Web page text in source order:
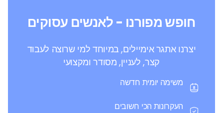
חופש מפורנו - לאנשים עסוקים
יצרנו אתגר אימיילים, במיוחד למי שרוצה לעבוד
קצר, לעניין, מסודר ומקצועי
משימה יומית חדשה
העקרונות הכי חשובים